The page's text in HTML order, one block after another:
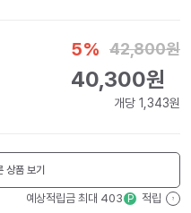
5% 42,800원
40,300원
개당 1,343원
상품 보기
예상적립금 최대 403 P 적립 ?